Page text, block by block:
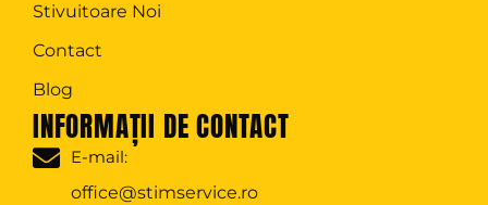
Stivuitoare Noi
Contact
Blog
INFORMAȚII DE CONTACT
E-mail:
office@stimservice.ro